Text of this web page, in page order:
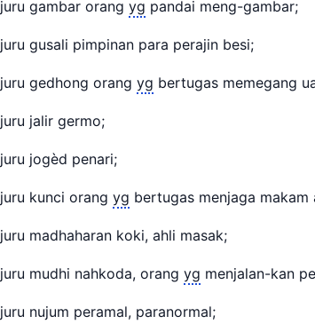
juru gambar orang yg pandai meng-gambar;
juru gusali pimpinan para perajin besi;
juru gedhong orang yg bertugas memegang
juru jalir germo;
juru jogèd penari;
juru kunci orang yg bertugas menjaga makam
juru madhaharan koki, ahli masak;
juru mudhi nahkoda, orang yg menjalan-kan
juru nujum peramal, paranormal;